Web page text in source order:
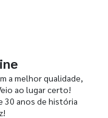
a melhor qualidade,
ao lugar certo!
30 anos de história